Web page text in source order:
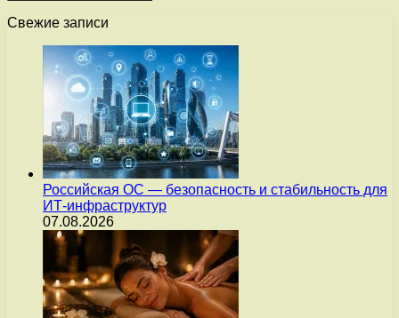
Свежие записи
Российская ОС — безопасность и стабильность для
ИТ-инфраструктур
07.08.2026